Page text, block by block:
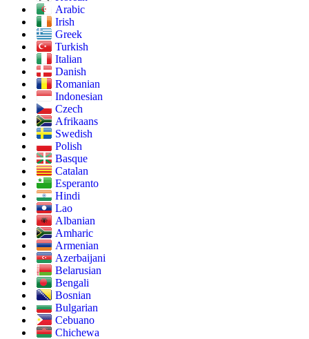
Arabic
Irish
Greek
Turkish
Italian
Danish
Romanian
Indonesian
Czech
Afrikaans
Swedish
Polish
Basque
Catalan
Esperanto
Hindi
Lao
Albanian
Amharic
Armenian
Azerbaijani
Belarusian
Bengali
Bosnian
Bulgarian
Cebuano
Chichewa